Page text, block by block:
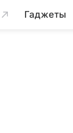
Гаджеты